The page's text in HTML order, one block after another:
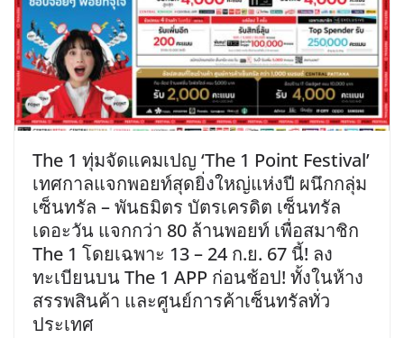
The 1 ทุ่มจัดแคมเปญ ‘The 1 Point Festival’
เทศกาลแจกพอยท์สุดยิ่งใหญ่แห่งปี ผนึกกลุ่ม
เซ็นทรัล – พันธมิตร บัตรเครดิต เซ็นทรัล
เดอะวัน แจกกว่า 80 ล้านพอยท์ เพื่อสมาชิก
The 1 โดยเฉพาะ 13 – 24 ก.ย. 67 นี้! ลง
ทะเบียนบน The 1 APP ก่อนช้อป! ทั้งในห้าง
สรรพสินค้า และศูนย์การค้าเซ็นทรัลทั่ว
ประเทศ